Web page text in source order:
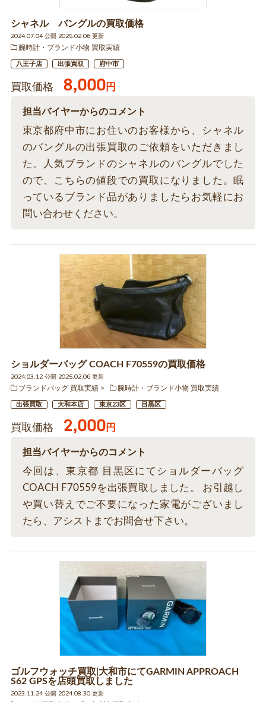
シャネル バングルの買取価格
2024.07.04 公開 2025.02.06 更新
腕時計・ブランド小物 買取実績
八王子店 出張買取 府中市
買取価格 8,000円
担当バイヤーからのコメント
東京都府中市にお住いのお客様から、シャネル
のバングルの出張買取のご依頼をいただきまし
た。人気ブランドのシャネルのバングルでした
ので、こちらの値段での買取になりました。眠
っているブランド品がありましたらお気軽にお
問い合わせください。
ショルダーバッグ COACH F70559の買取価格
2024.03.12 公開 2025.02.06 更新
ブランドバッグ 買取実績
腕時計・ブランド小物 買取実績
出張買取 大和本店 東京23区 目黒区
買取価格 2,000円
担当バイヤーからのコメント
今回は、東京都 目黒区にてショルダーバッグ
COACH F70559を出張買取しました。 お引越し
や買い替えでご不要になった家電がございまし
たら、アシストまでお問合せ下さい。
ゴルフウォッチ買取|大和市にてGARMIN APPROACH
S62 GPSを店頭買取しました
2023.11.24 公開 2024.08.30 更新